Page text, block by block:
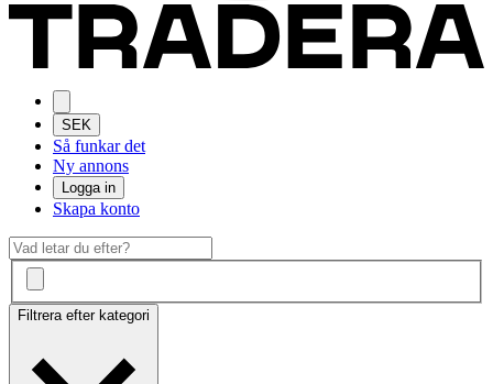
SEK
Så funkar det
Ny annons
Logga in
Skapa konto
Filtrera efter kategori